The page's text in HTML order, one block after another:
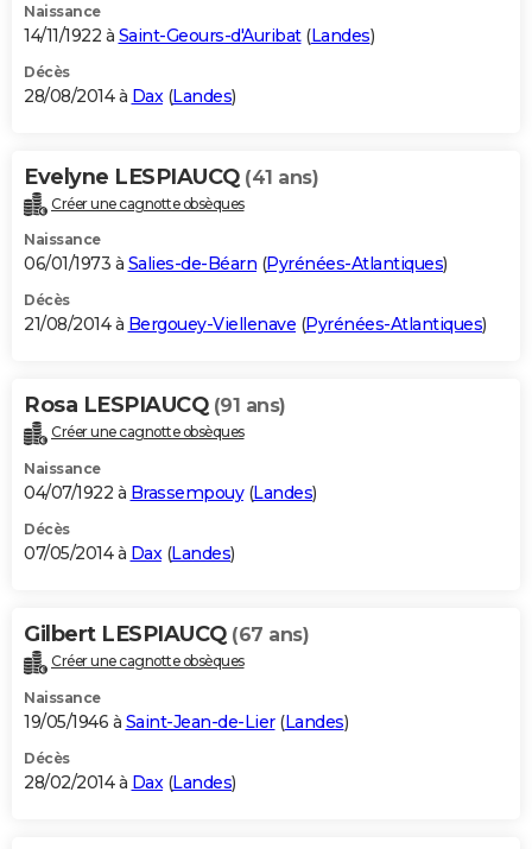
Naissance
14/11/1922 à Saint-Geours-d'Auribat(Landes)
Décès
28/08/2014 à Dax (Landes)
Evelyne LESPIAUCQ (41 ans)
Créer une cagnotte obsèques
Naissance
06/01/1973 à Salies-de-Béarn (Pyrénées-Atlantiques)
Décès
21/08/2014 à Bergouey-Viellenave (Pyrénées-Atlantiques)
Rosa LESPIAUCQ (91 ans)
Créer une cagnotte obsèques
Naissance
04/07/1922 à Brassempouy(Landes)
Décès
07/05/2014 à Dax(Landes)
Gilbert LESPIAUCQ (67 ans)
Créer une cagnotte obsèques
Naissance
19/05/1946 à Saint-Jean-de-Lier(Landes)
Décès
28/02/2014 à Dax(Landes)